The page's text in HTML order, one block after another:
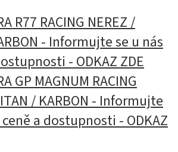
R77 RACING NEREZ /
- Informujte se u nás
- ODKAZ ZDE
GP MAGNUM RACING
/ KARBON - Informujte
a dostupnosti - ODKAZ